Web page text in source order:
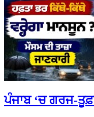
ਪੰਜਾਬ ‘ਚ ਗਰਜ-